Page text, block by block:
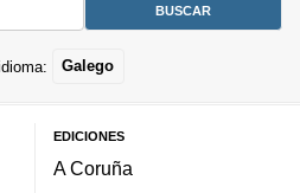
Galego
EDICIONES
A Coruña